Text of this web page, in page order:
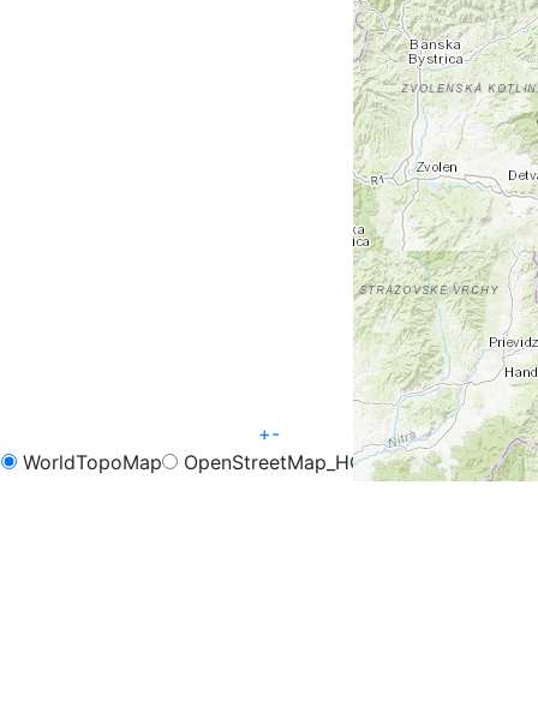
+-
WorldTopoMap
OpenStreetMap_HOT
OpenCycleMap